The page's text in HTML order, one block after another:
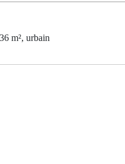
m², urbain